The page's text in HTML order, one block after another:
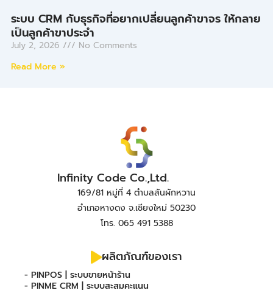
ระบบ CRM กับธุรกิจที่อยากเปลี่ยนลูกค้าขาจร ให้กลาย
เป็นลูกค้าขาประจำ
July 2, 2026
No Comments
Read More »
Infinity Code Co.,Ltd.
169/81 หมู่ที่ 4 ตำบลสันผักหวาน
อำเภอหางดง จ.เชียงใหม่ 50230
โทร. 065 491 5388
ผลิตภัณฑ์ของเรา
- PINPOS | ระบบขายหน้าร้าน
- PINME CRM | ระบบสะสมคะแนน